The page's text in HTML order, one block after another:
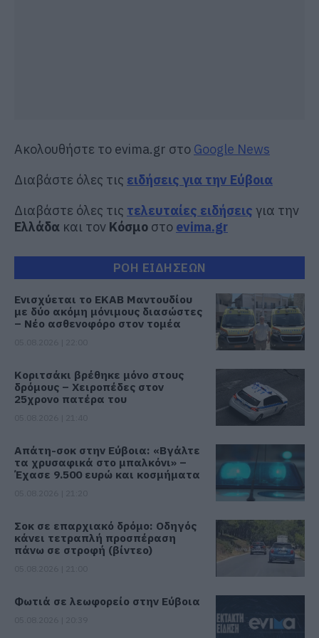
Ακολουθήστε το evima.gr στο Google News
Διαβάστε όλες τις ειδήσεις για την Εύβοια
Διαβάστε όλες τις τελευταίες ειδήσεις για την
Ελλάδα και τον Κόσμο στο evima.gr
ΡΟΗ ΕΙΔΗΣΕΩΝ
Ενισχύεται το ΕΚΑΒ Μαντουδίου
με δύο ακόμη μόνιμους διασώστες
– Νέο ασθενοφόρο στον τομέα
Κοριτσάκι βρέθηκε μόνο στους
δρόμους – Χειροπέδες στον
25χρονο πατέρα του
Απάτη-σοκ στην Εύβοια: «Βγάλτε
τα χρυσαφικά στο μπαλκόνι» –
Έχασε 9.500 ευρώ και κοσμήματα
Σοκ σε επαρχιακό δρόμο: Οδηγός
κάνει τετραπλή προσπέραση
πάνω σε στροφή (βίντεο)
Φωτιά σε λεωφορείο στην Εύβοια